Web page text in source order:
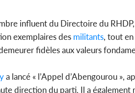
influent du Directoire du
exemplaires des militants, tout
fidèles aux valeurs
a lancé « l’Appel d’Abengourou »,
direction du parti. Il a également